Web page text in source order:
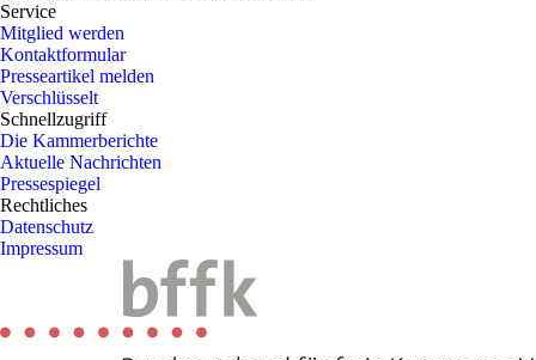
Service
Mitglied werden
Kontaktformular
Presseartikel melden
Verschlüsselt
Schnellzugriff
Die Kammerberichte
Aktuelle Nachrichten
Pressespiegel
Rechtliches
Datenschutz
Impressum